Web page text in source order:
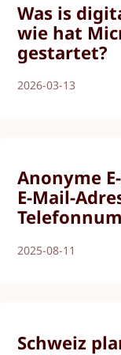
Was is
wie hat
gestartet?
2026-03-13
Anonyme
E-Mail-
2025-08-11
Schweiz